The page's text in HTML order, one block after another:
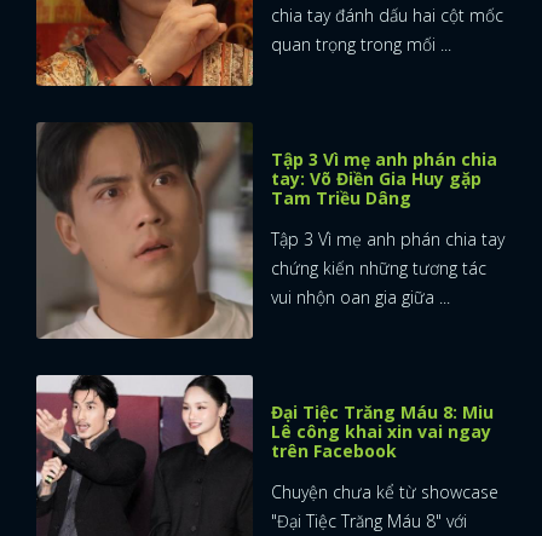
chia tay đánh dấu hai cột mốc
quan trọng trong mối ...
Tập 3 Vì mẹ anh phán chia
tay: Võ Điền Gia Huy gặp
Tam Triều Dâng
Tập 3 Vì mẹ anh phán chia tay
chứng kiến những tương tác
vui nhộn oan gia giữa ...
Đại Tiệc Trăng Máu 8: Miu
Lê công khai xin vai ngay
trên Facebook
Chuyện chưa kể từ showcase
"Đại Tiệc Trăng Máu 8" với